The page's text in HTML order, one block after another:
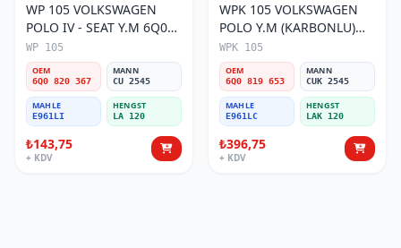
WP 105 VOLKSWAGEN
POLO IV - SEAT Y.M 6Q0
820 367 Polen Filtresi
WP 105
OEM
6Q0 820 367
MANN
CU 2545
MAHLE
E961LI
HENGST
LA 120
₺143,75
+ KDV
WPK 105 VOLKSWAGEN
POLO Y.M (KARBONLU)
6Q0 819 653 Polen Filtresi
WPK 105
OEM
6Q0 819 653
MANN
CUK 2545
MAHLE
E961LC
HENGST
LAK 120
₺396,75
+ KDV